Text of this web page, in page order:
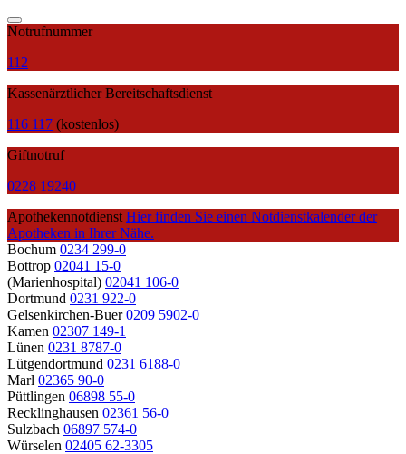
Notrufnummer
112
Kassenärztlicher Bereitschaftsdienst
116 117 (kostenlos)
Giftnotruf
0228 19240
Apothekennotdienst Hier finden Sie einen Notdienstkalender der
Apotheken in Ihrer Nähe.
Bochum 0234 299-0
Bottrop 02041 15-0
(Marienhospital) 02041 106-0
Dortmund 0231 922-0
Gelsenkirchen-Buer 0209 5902-0
Kamen 02307 149-1
Lünen 0231 8787-0
Lütgendortmund 0231 6188-0
Marl 02365 90-0
Püttlingen 06898 55-0
Recklinghausen 02361 56-0
Sulzbach 06897 574-0
Würselen 02405 62-3305